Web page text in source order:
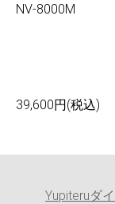
NV-8000M
39,600円(税込)
Yupiteruダ